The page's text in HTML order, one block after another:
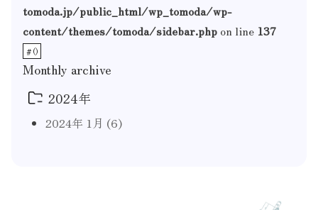
tomoda.jp/public_html/wp_tomoda/wp-
content/themes/tomoda/sidebar.php on line 137
# ()
Monthly archive
2024年
2024年 1月 (6)